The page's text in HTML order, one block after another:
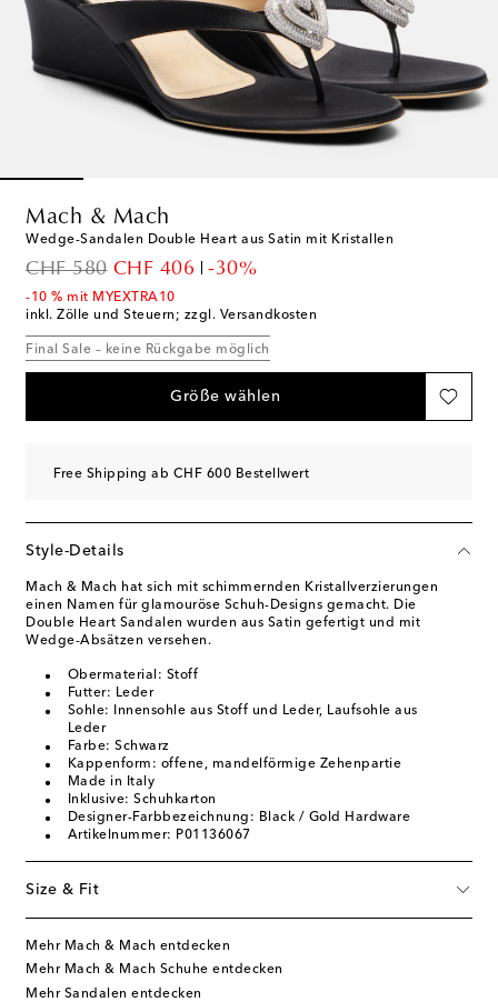
Mach & Mach
Wedge-Sandalen Double Heart aus Satin mit Kristallen
CHF 580
original priceCHF 406
discount price
-30%
-10 % mit MYEXTRA10
inkl. Zölle und Steuern; zzgl. Versandkosten
Final Sale – keine Rückgabe möglich
Größe wählen
Free Shipping ab CHF 600 Bestellwert
Style-Details
Mach & Mach hat sich mit schimmernden Kristallverzierungen
einen Namen für glamouröse Schuh-Designs gemacht. Die
Double Heart Sandalen wurden aus Satin gefertigt und mit
Wedge-Absätzen versehen.
Obermaterial: Stoff
Futter: Leder
Sohle: Innensohle aus Stoff und Leder, Laufsohle aus
Leder
Farbe: Schwarz
Kappenform: offene, mandelförmige Zehenpartie
Made in Italy
Inklusive: Schuhkarton
Designer-Farbbezeichnung: Black / Gold Hardware
Artikelnummer: P01136067
Size & Fit
Mehr Mach & Mach entdecken
Mehr Mach & Mach Schuhe entdecken
Mehr Sandalen entdecken